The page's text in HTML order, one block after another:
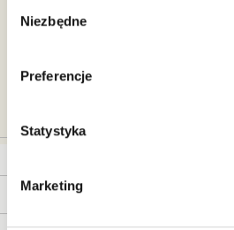
zgody
Niezbędne
Preferencje
Statystyka
Marketing
DZIAŁANIE